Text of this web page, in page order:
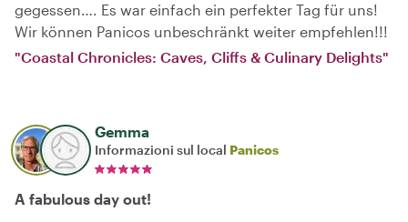
gegessen…. Es war einfach ein perfekter Tag für uns!
Wir können Panicos unbeschränkt weiter empfehlen!!!
"Coastal Chronicles: Caves, Cliffs & Culinary Delights"
Gemma
Informazioni sul local Panicos
A fabulous day out!